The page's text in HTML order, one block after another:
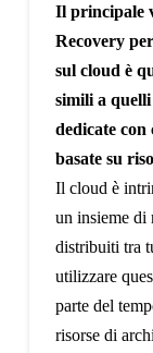
Il principale
Recovery
sul cloud è
simili a
dedicate con
basate su
Il cloud è
un insieme di
distribuiti tra
utilizzare
parte del
risorse di